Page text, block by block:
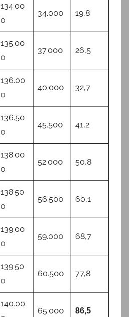
134.00
0
34.000 19,8
135.00
0
37.000 26,5
136.00
0
40.000 32,7
136.50
0
45.500 41,2
138.00
0
52.000 50,8
138.50
0
56.500 60,1
139.00
0
59.000 68,7
139.50
0
60.500 77,8
140.00
65.000 86,5